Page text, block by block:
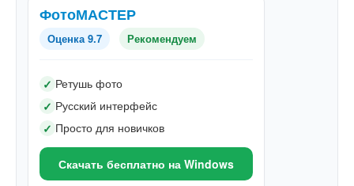
ФотоМАСТЕР
Оценка 9.7 Рекомендуем
✓ Ретушь фото
✓ Русский интерфейс
✓ Просто для новичков
Скачать бесплатно на Windows